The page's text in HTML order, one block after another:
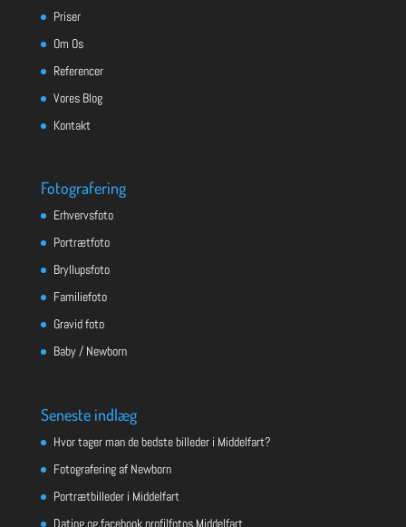
Priser
Om Os
Referencer
Vores Blog
Kontakt
Fotografering
Erhvervsfoto
Portrætfoto
Bryllupsfoto
Familiefoto
Gravid foto
Baby / Newborn
Seneste indlæg
Hvor tager man de bedste billeder i Middelfart?
Fotografering af Newborn
Portrætbilleder i Middelfart
Dating og facebook profilfotos Middelfart